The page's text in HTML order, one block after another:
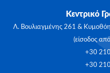
Κεντρικό
Λ. Βουλιαγμένης 261 &
(είσοδος
+30
+30